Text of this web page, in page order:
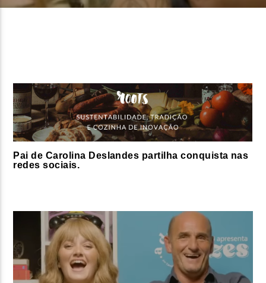
Pai de Carolina Deslandes partilha conquista nas
redes sociais.